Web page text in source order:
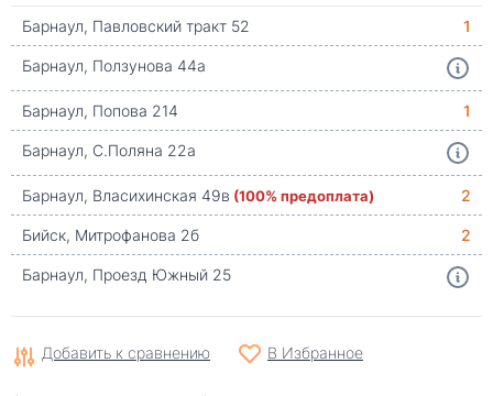
Барнаул, Павловский тракт 52
1
Барнаул, Ползунова 44а
Барнаул, Попова 214
1
Барнаул, С.Поляна 22а
Барнаул, Власихинская 49в (100% предоплата)
2
Бийск, Митрофанова 2б
2
Барнаул, Проезд Южный 25
Добавить к сравнению В Избранное